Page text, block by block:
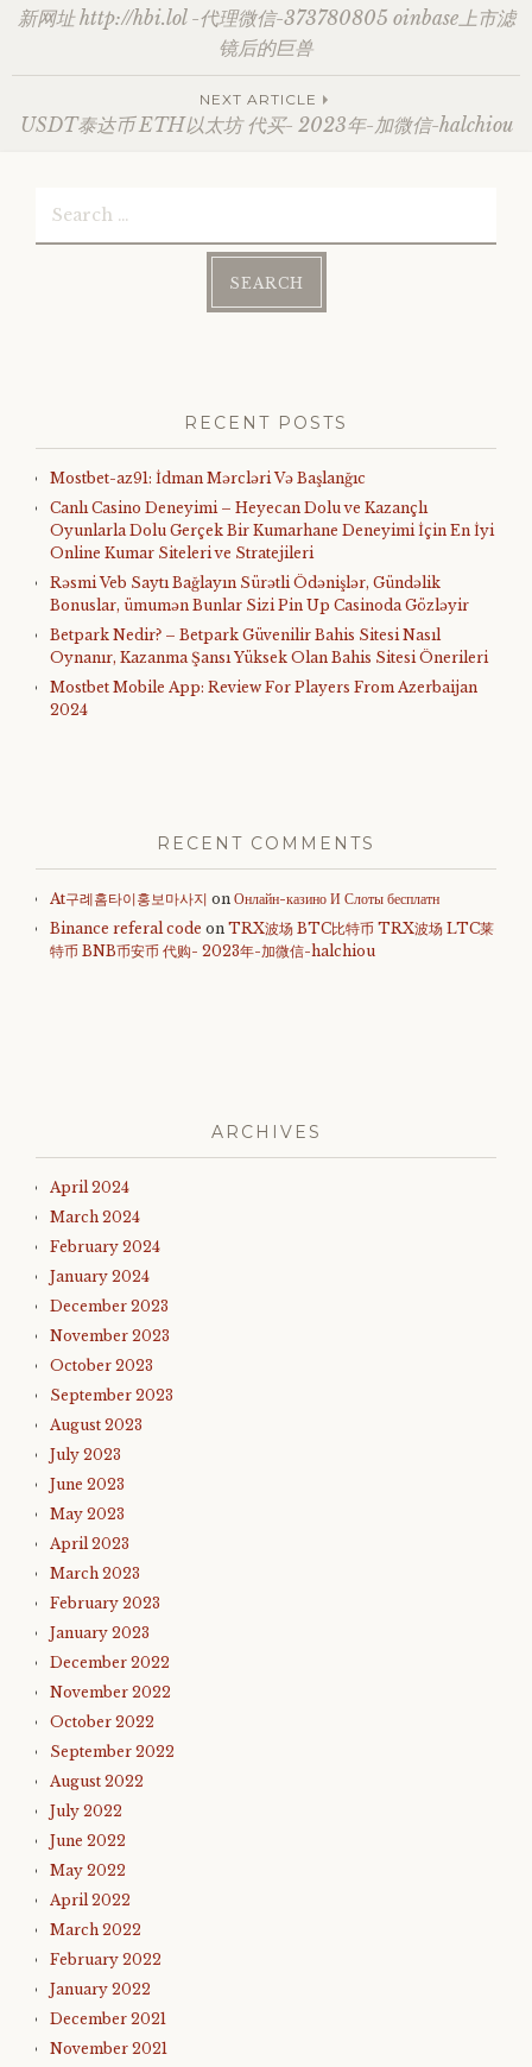
navigation
新网址 http://hbi.lol -代理微信-373780805 oinbase上市滤
镜后的巨兽
NEXT ARTICLE
USDT泰达币 ETH以太坊 代买- 2023年-加微信-halchiou
RECENT POSTS
Mostbet-az91: İdman Mərcləri Və Başlanğıc
Canlı Casino Deneyimi – Heyecan Dolu ve Kazançlı
Oyunlarla Dolu Gerçek Bir Kumarhane Deneyimi İçin En İyi
Online Kumar Siteleri ve Stratejileri
Rəsmi Veb Saytı Bağlayın️ Sürətli Ödənişlər, Gündəlik
Bonuslar, ümumən Bunlar Sizi Pin Up Casinoda Gözləyir
Betpark Nedir? – Betpark Güvenilir Bahis Sitesi Nasıl
Oynanır, Kazanma Şansı Yüksek Olan Bahis Sitesi Önerileri
Mostbet Mobile App: Review For Players From Azerbaijan
2024
RECENT COMMENTS
At구례홈타이홍보마사지 on Онлайн-казино И Слоты бесплатн
Binance referal code on TRX波场 BTC比特币 TRX波场 LTC莱
特币 BNB币安币 代购- 2023年-加微信-halchiou
ARCHIVES
April 2024
March 2024
February 2024
January 2024
December 2023
November 2023
October 2023
September 2023
August 2023
July 2023
June 2023
May 2023
April 2023
March 2023
February 2023
January 2023
December 2022
November 2022
October 2022
September 2022
August 2022
July 2022
June 2022
May 2022
April 2022
March 2022
February 2022
January 2022
December 2021
November 2021